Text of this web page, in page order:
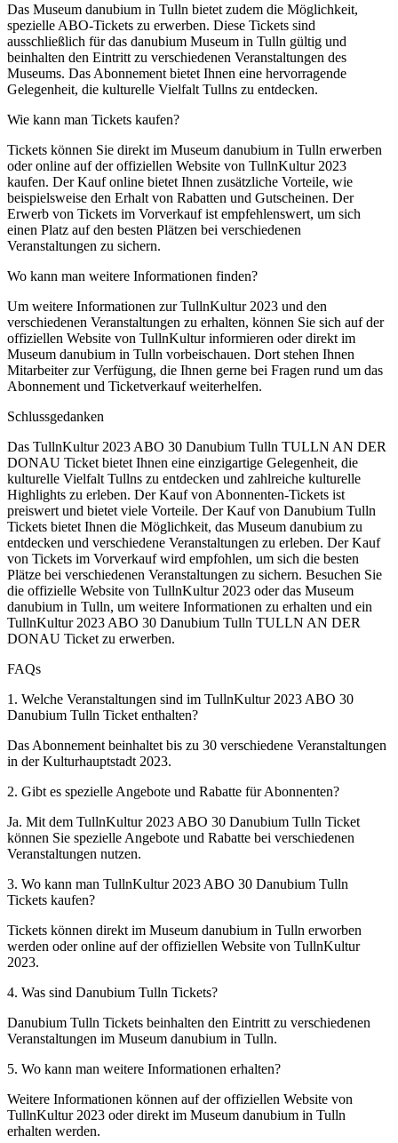
Das Museum danubium in Tulln bietet zudem die Möglichkeit,
spezielle ABO-Tickets zu erwerben. Diese Tickets sind
ausschließlich für das danubium Museum in Tulln gültig und
beinhalten den Eintritt zu verschiedenen Veranstaltungen des
Museums. Das Abonnement bietet Ihnen eine hervorragende
Gelegenheit, die kulturelle Vielfalt Tullns zu entdecken.
Wie kann man Tickets kaufen?
Tickets können Sie direkt im Museum danubium in Tulln erwerben
oder online auf der offiziellen Website von TullnKultur 2023
kaufen. Der Kauf online bietet Ihnen zusätzliche Vorteile, wie
beispielsweise den Erhalt von Rabatten und Gutscheinen. Der
Erwerb von Tickets im Vorverkauf ist empfehlenswert, um sich
einen Platz auf den besten Plätzen bei verschiedenen
Veranstaltungen zu sichern.
Wo kann man weitere Informationen finden?
Um weitere Informationen zur TullnKultur 2023 und den
verschiedenen Veranstaltungen zu erhalten, können Sie sich auf der
offiziellen Website von TullnKultur informieren oder direkt im
Museum danubium in Tulln vorbeischauen. Dort stehen Ihnen
Mitarbeiter zur Verfügung, die Ihnen gerne bei Fragen rund um das
Abonnement und Ticketverkauf weiterhelfen.
Schlussgedanken
Das TullnKultur 2023 ABO 30 Danubium Tulln TULLN AN DER
DONAU Ticket bietet Ihnen eine einzigartige Gelegenheit, die
kulturelle Vielfalt Tullns zu entdecken und zahlreiche kulturelle
Highlights zu erleben. Der Kauf von Abonnenten-Tickets ist
preiswert und bietet viele Vorteile. Der Kauf von Danubium Tulln
Tickets bietet Ihnen die Möglichkeit, das Museum danubium zu
entdecken und verschiedene Veranstaltungen zu erleben. Der Kauf
von Tickets im Vorverkauf wird empfohlen, um sich die besten
Plätze bei verschiedenen Veranstaltungen zu sichern. Besuchen Sie
die offizielle Website von TullnKultur 2023 oder das Museum
danubium in Tulln, um weitere Informationen zu erhalten und ein
TullnKultur 2023 ABO 30 Danubium Tulln TULLN AN DER
DONAU Ticket zu erwerben.
FAQs
1. Welche Veranstaltungen sind im TullnKultur 2023 ABO 30
Danubium Tulln Ticket enthalten?
Das Abonnement beinhaltet bis zu 30 verschiedene Veranstaltungen
in der Kulturhauptstadt 2023.
2. Gibt es spezielle Angebote und Rabatte für Abonnenten?
Ja. Mit dem TullnKultur 2023 ABO 30 Danubium Tulln Ticket
können Sie spezielle Angebote und Rabatte bei verschiedenen
Veranstaltungen nutzen.
3. Wo kann man TullnKultur 2023 ABO 30 Danubium Tulln
Tickets kaufen?
Tickets können direkt im Museum danubium in Tulln erworben
werden oder online auf der offiziellen Website von TullnKultur
2023.
4. Was sind Danubium Tulln Tickets?
Danubium Tulln Tickets beinhalten den Eintritt zu verschiedenen
Veranstaltungen im Museum danubium in Tulln.
5. Wo kann man weitere Informationen erhalten?
Weitere Informationen können auf der offiziellen Website von
TullnKultur 2023 oder direkt im Museum danubium in Tulln
erhalten werden.